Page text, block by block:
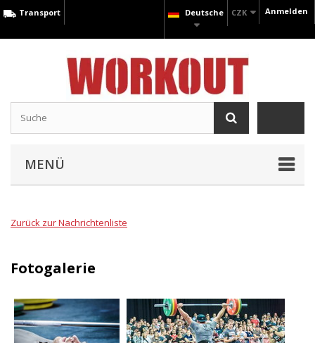
Anmelden
CZK
Deutsche
Transport
MENÜ
Zurück zur Nachrichtenliste
Fotogalerie